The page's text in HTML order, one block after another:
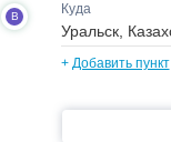
B Куда
+ Добавить пункт